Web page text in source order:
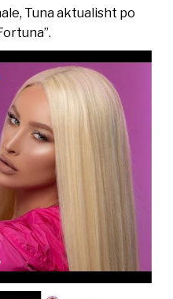
Tuna aktualisht po